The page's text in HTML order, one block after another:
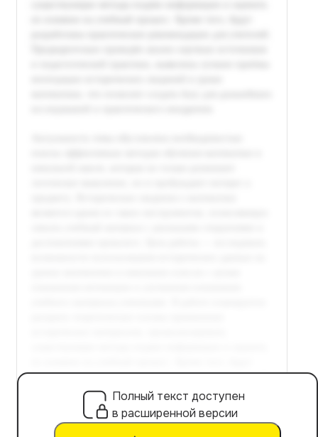
Полный текст доступен
в расширенной версии